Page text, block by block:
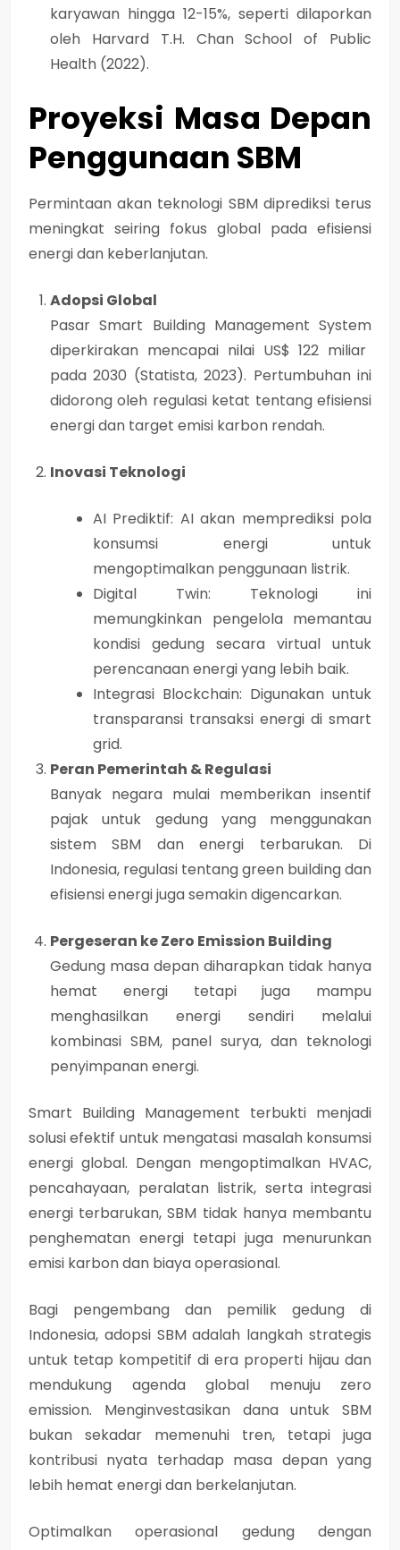
karyawan hingga 12-15%, seperti dilaporkan
oleh Harvard T.H. Chan School of Public
Health (2022).
Proyeksi Masa Depan
Penggunaan SBM
Permintaan akan teknologi SBM diprediksi terus
meningkat seiring fokus global pada efisiensi
energi dan keberlanjutan.
Adopsi Global
PasarSmart Building Management System
diperkirakan mencapai nilai US$ 122 miliar
pada 2030 (Statista, 2023). Pertumbuhan ini
didorong oleh regulasi ketat tentang efisiensi
energi dan target emisi karbon rendah.
Inovasi Teknologi
AI Prediktif: AI akan memprediksi pola
konsumsi energi untuk
mengoptimalkan penggunaan listrik.
Digital Twin: Teknologi ini
memungkinkan pengelola memantau
kondisi gedung secara virtual untuk
perencanaan energi yang lebih baik.
Integrasi Blockchain: Digunakan untuk
transparansi transaksi energi di smart
grid.
Peran Pemerintah & Regulasi
Banyak negara mulai memberikan insentif
pajak untuk gedung yang menggunakan
sistem SBM dan energi terbarukan. Di
Indonesia, regulasi tentanggreen buildingdan
efisiensi energijuga semakin digencarkan.
Pergeseran ke Zero Emission Building
Gedung masa depan diharapkan tidak hanya
hemat energi tetapi juga mampu
menghasilkan energi sendiri melalui
kombinasi SBM, panel surya, dan teknologi
penyimpanan energi.
Smart Building Management terbukti menjadi
solusi efektif untuk mengatasi masalah konsumsi
energi global. Dengan mengoptimalkan HVAC,
pencahayaan, peralatan listrik, serta integrasi
energi terbarukan, SBM tidak hanya membantu
penghematan energi tetapi juga menurunkan
emisi karbon dan biaya operasional.
Bagi pengembang dan pemilik gedung di
Indonesia, adopsi SBM adalah langkah strategis
untuk tetap kompetitif di era properti hijau dan
mendukung agenda global menuju zero
emission. Menginvestasikan dana untuk SBM
bukan sekadar memenuhi tren, tetapi juga
kontribusi nyata terhadap masa depan yang
lebih hemat energi dan berkelanjutan.
Optimalkan operasional gedung dengan